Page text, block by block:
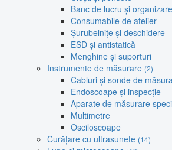
Banc de lucru și organizare
Consumabile de atelier
Șurubelnițe și deschidere
ESD și antistatică
Menghine și suporturi
Instrumente de măsurare (2)
Cabluri și sonde de
Endoscoape și inspecție
Aparate de măsurare
Multimetre
Osciloscoape
Curățare cu ultrasunete (14)